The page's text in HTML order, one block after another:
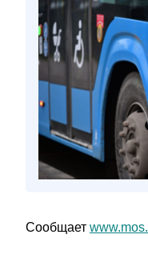
Сообщает